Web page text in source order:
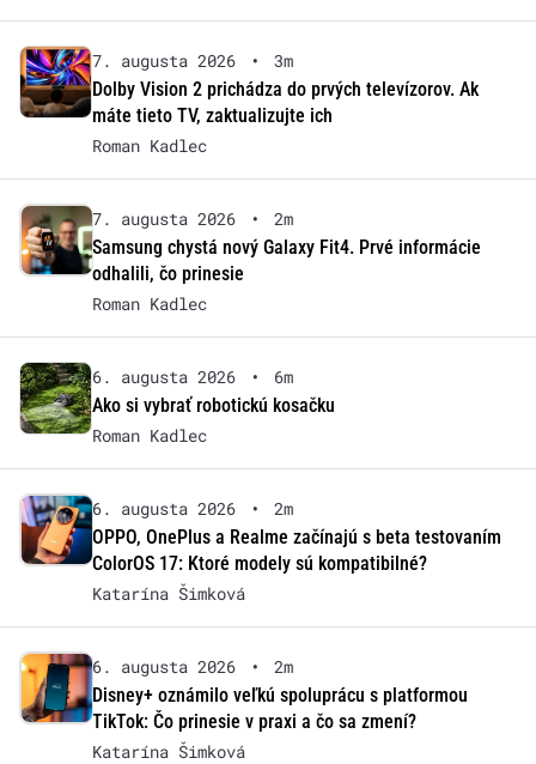
7. augusta 2026 •
3m
Dolby Vision 2 prichádza do prvých televízorov. Ak
máte tieto TV, zaktualizujte ich
Roman Kadlec
7. augusta 2026 •
2m
Samsung chystá nový Galaxy Fit4. Prvé informácie
odhalili, čo prinesie
Roman Kadlec
6. augusta 2026 •
6m
Ako si vybrať robotickú kosačku
Roman Kadlec
6. augusta 2026 •
2m
OPPO, OnePlus a Realme začínajú s beta testovaním
ColorOS 17: Ktoré modely sú kompatibilné?
Katarína Šimková
6. augusta 2026 •
2m
Disney+ oznámilo veľkú spoluprácu s platformou
TikTok: Čo prinesie v praxi a čo sa zmení?
Katarína Šimková